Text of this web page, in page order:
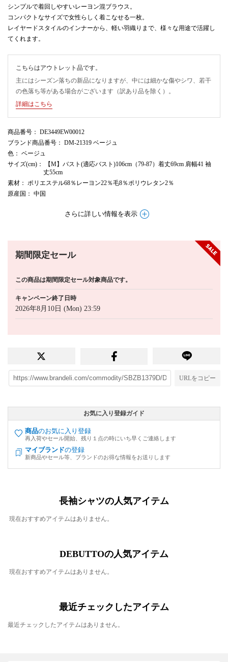
シンプルで着回しやすいレーヨン混ブラウス。
コンパクトなサイズで女性らしく着こなせる一枚。
レイヤードスタイルのインナーから、軽い羽織りまで、様々な用途で活躍し
てくれます。
こちらはアウトレット品です。
主にはシーズン落ちの新品になりますが、中には細かな傷やシワ、若干
の色落ち等がある場合がございます（訳あり品を除く）。
詳細はこちら
商品番号 ： DE3449EW00012
ブランド商品番号 ： DM-21319 ベージュ
色 ： ベージュ
サイズ(cm) ： 【M】バスト(適応バスト)106cm（79-87）着丈69cm 肩幅41 袖
丈55cm
素材 ： ポリエステル68％レーヨン22％毛8％ポリウレタン2％
原産国 ： 中国
さらに詳しい情報を表示
期間限定セール
この商品は期間限定セール対象商品です。
キャンペーン終了日時
2026年8月10日 (Mon) 23:59
URLをコピー
お気に入り登録ガイド
商品のお気に入り登録
再入荷やセール開始、残り１点の時にいち早くご連絡します
マイブランドの登録
新商品やセール等、ブランドのお得な情報をお送りします
長袖シャツの人気アイテム
現在おすすめアイテムはありません。
DEBUTTOの人気アイテム
現在おすすめアイテムはありません。
最近チェックしたアイテム
最近チェックしたアイテムはありません。